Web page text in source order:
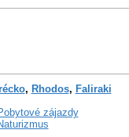
, Rhodos, Faliraki
zájazdy